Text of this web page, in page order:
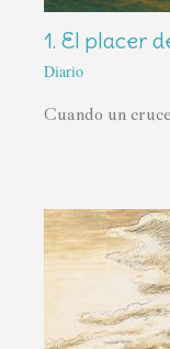
1. El placer
Diario
Cuando un